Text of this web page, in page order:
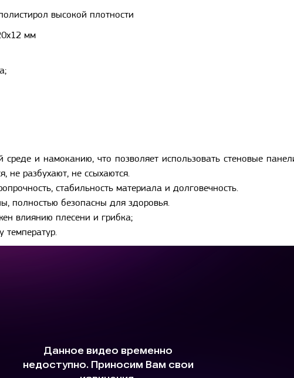
высокой плотности
мм
среде и намоканию, что позволяет использовать стеновые
не разбухают, не ссыхаются.
стабильность материала и долговечность.
полностью безопасны для здоровья.
влиянию плесени и грибка;
температур.